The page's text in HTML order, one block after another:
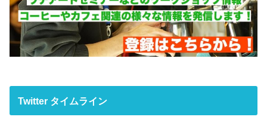
Twitter タイムライン